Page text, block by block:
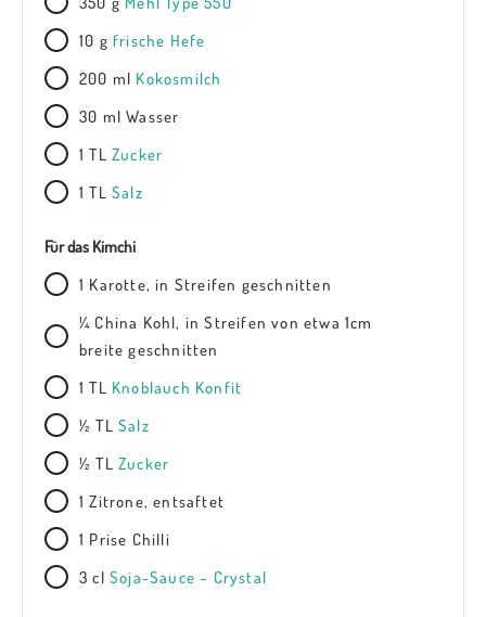
10 g frische Hefe
200 ml Kokosmilch
30 ml Wasser
1 TL Zucker
1 TL Salz
Für das Kimchi
1 Karotte, in Streifen geschnitten
¼ China Kohl, in Streifen von etwa 1cm
breite geschnitten
1 TL Knoblauch Konfit
½ TL Salz
½ TL Zucker
1 Zitrone, entsaftet
1 Prise Chilli
3 cl Soja-Sauce – Crystal